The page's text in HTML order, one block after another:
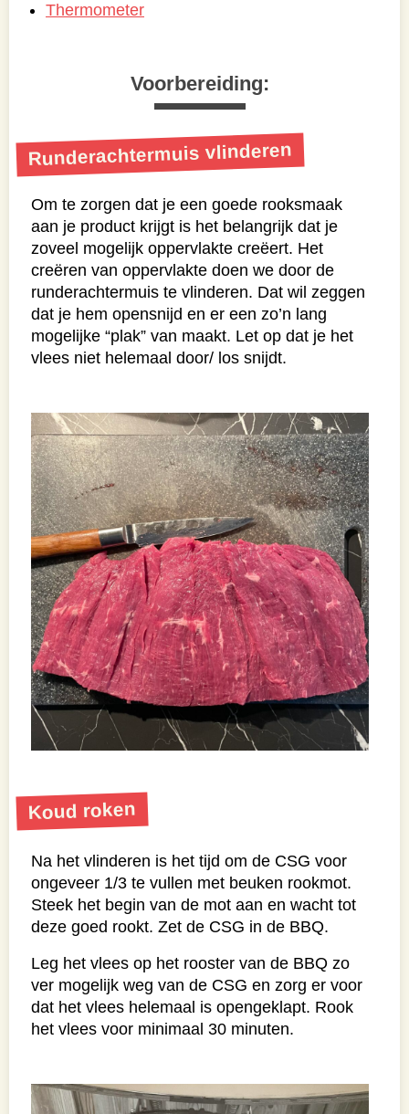
Thermometer
Voorbereiding:
Runderachtermuis vlinderen
Om te zorgen dat je een goede rooksmaak
aan je product krijgt is het belangrijk dat je
zoveel mogelijk oppervlakte creëert. Het
creëren van oppervlakte doen we door de
runderachtermuis te vlinderen. Dat wil zeggen
dat je hem opensnijd en er een zo’n lang
mogelijke “plak” van maakt. Let op dat je het
vlees niet helemaal door/ los snijdt.
Koud roken
Na het vlinderen is het tijd om de CSG voor
ongeveer 1/3 te vullen met beuken rookmot.
Steek het begin van de mot aan en wacht tot
deze goed rookt. Zet de CSG in de BBQ.
Leg het vlees op het rooster van de BBQ zo
ver mogelijk weg van de CSG en zorg er voor
dat het vlees helemaal is opengeklapt. Rook
het vlees voor minimaal 30 minuten.